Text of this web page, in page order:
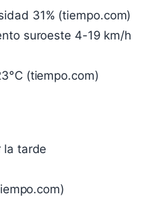
31% (tiempo.com)
suroeste 4-19 km/h
(tiempo.com)
la tarde